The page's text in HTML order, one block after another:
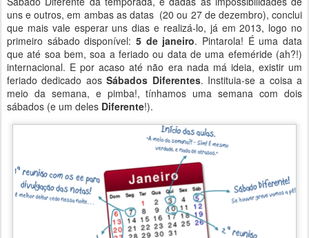
uns e outros, em ambas as datas (20 ou 27 de dezembro), conclui
que mais vale esperar uns dias e realizá-lo, já em 2013, logo no
primeiro sábado disponível: 5 de janeiro. Pintarola! É uma data
que até soa bem, soa a feriado ou data de uma efeméride (ah?!)
internacional. E por acaso até não era nada má ideia, existir um
feriado dedicado aosSábados Diferentes. Instituia-se a coisa a
meio da semana, e pimba!, tínhamos uma semana com dois
sábados (e um deles Diferente!).